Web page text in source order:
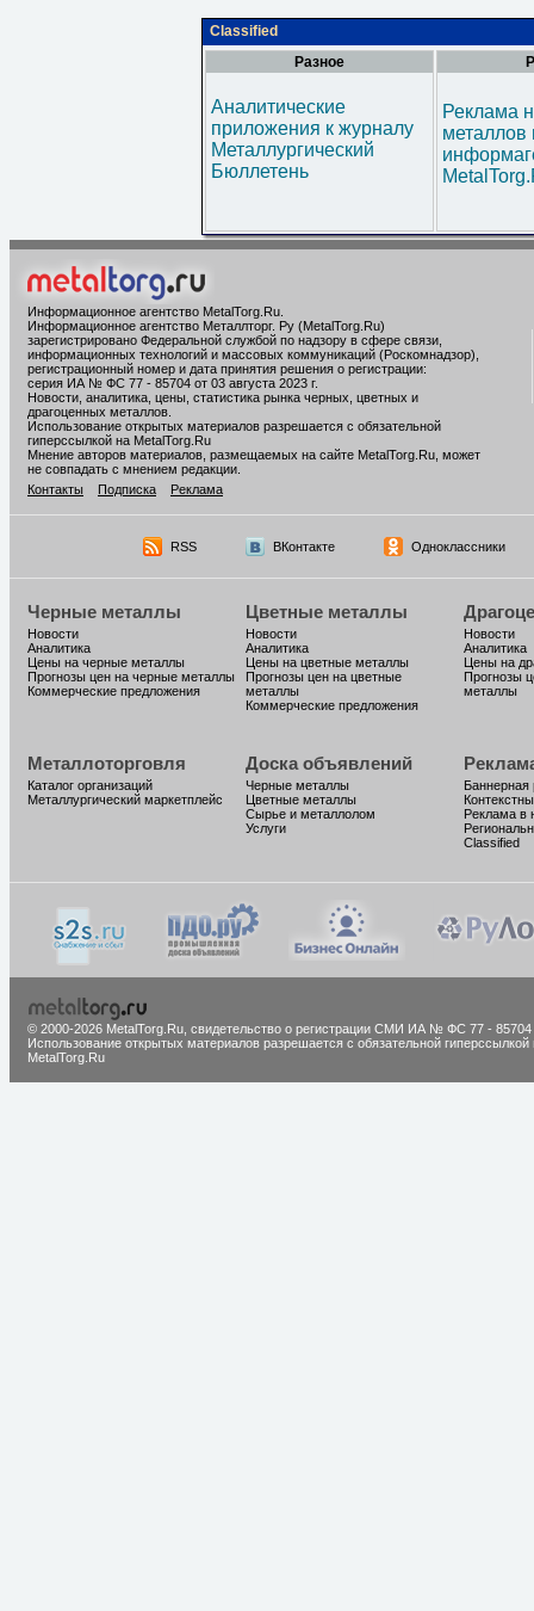
Classified
Разное
Аналитические
приложения к журналу
Металлургический
Бюллетень
Реклама
металлов
Информационное агентство MetalTorg.Ru
Информационное агентство Металлторг. Ру (MetalTorg.Ru)
зарегистрировано Федеральной службой по надзору в сфере связи,
информационных технологий и массовых коммуникаций (Роскомнадзор),
регистрационный номер и дата принятия решения о регистрации:
серия ИА № ФС 77 - 85704 от 03 августа 2023 г.
Новости, аналитика, цены, статистика рынка черных, цветных и
драгоценных металлов.
Использование открытых материалов разрешается с обязательной
гиперссылкой на MetalTorg.Ru
Мнение авторов материалов, размещаемых на сайте MetalTorg.Ru, может
не совпадать с мнением редакции.
Контакты
Подписка Реклама
RSS ВКонтакте Одноклассники
Черные металлы
Новости
Аналитика
Цены на черные металлы
Прогнозы цен на черные металлы
Коммерческие предложения
Цветные металлы
Новости
Аналитика
Цены на цветные металлы
Прогнозы цен на цветные
металлы
Коммерческие предложения
Новости
Аналитика
Цены на
Прогнозы
металлы
Металлоторговля
Каталог организаций
Металлургический маркетплейс
Доска объявлений
Черные металлы
Цветные металлы
Сырье и металлолом
Услуги
Баннерная
Реклама в
Classified
© 2000-2026 MetalTorg.Ru, cвидетельство о регистрации СМИ ИА № ФС 77 - 85704
Использование открытых материалов разрешается с обязательной гиперссылкой
MetalTorg.Ru